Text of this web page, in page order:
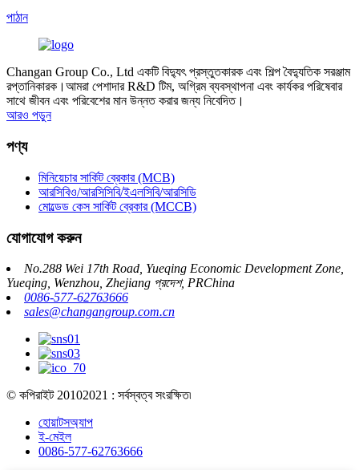
পাঠান
Changan Group Co., Ltd একটি বিদ্যুৎ প্রস্তুতকারক এবং শিল্প বৈদ্যুতিক সরঞ্জাম
রপ্তানিকারক।আমরা পেশাদার R&D টিম, অগ্রিম ব্যবস্থাপনা এবং কার্যকর পরিষেবার
সাথে জীবন এবং পরিবেশের মান উন্নত করার জন্য নিবেদিত।
আরও পড়ুন
পণ্য
মিনিয়েচার সার্কিট ব্রেকার (MCB)
আরসিবিও/আরসিসিবি/ইএলসিবি/আরসিডি
মোল্ডেড কেস সার্কিট ব্রেকার (MCCB)
যোগাযোগ করুন
No.288 Wei 17th Road, Yueqing Economic Development Zone,
Yueqing, Wenzhou, Zhejiang প্রদেশ, PRChina
0086-577-62763666
sales@changangroup.com.cn
© কপিরাইট 20102021 : সর্বস্বত্ব সংরক্ষিত৷
হোয়াটসঅ্যাপ
ই-মেইল
0086-577-62763666